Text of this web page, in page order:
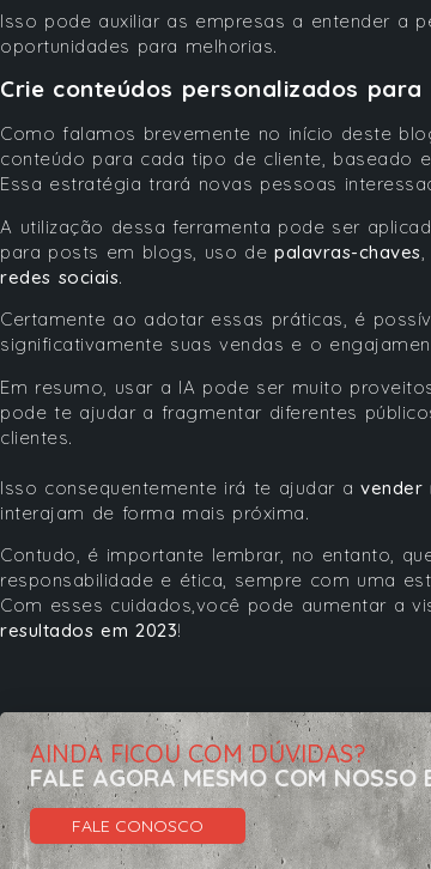
Isso pode auxiliar as empresas a entender a
oportunidades para melhorias.
Crie conteúdos personalizados
Como falamos brevemente no início deste
conteúdo para cada tipo de cliente, baseado
Essa estratégia trará novas pessoas
A utilização dessa ferramenta pode ser
para posts em blogs, uso de palavras-chaves,
redes sociais.
Certamente ao adotar essas práticas, é
significativamente suas vendas e o
Em resumo, usar a IA pode ser muito
pode te ajudar a fragmentar diferentes
clientes.
Isso consequentemente irá te ajudar a vender
interajam de forma mais próxima.
Contudo, é importante lembrar, no entanto,
responsabilidade e ética, sempre com uma
Com esses cuidados,você pode aumentar a
resultados em 2023!
AINDA FICOU COM DÚVIDAS?
FALE AGORA MESMO COM NOSSO
FALE CONOSCO